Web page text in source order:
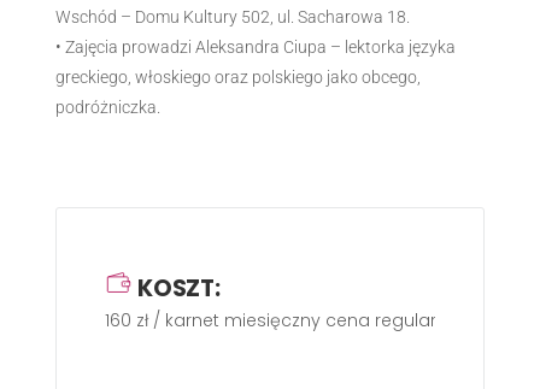
Wschód – Domu Kultury 502, ul. Sacharowa 18.
• Zajęcia prowadzi Aleksandra Ciupa – lektorka języka
greckiego, włoskiego oraz polskiego jako obcego,
podróżniczka.
KOSZT:
160 zł / karnet miesięczny cena regularna przy 4